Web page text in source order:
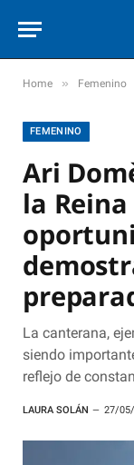
Home » Femenino
FEMENINO
Ari
la
La canterana,
siendo
reflejo de
LAURA SOLÁN 27/